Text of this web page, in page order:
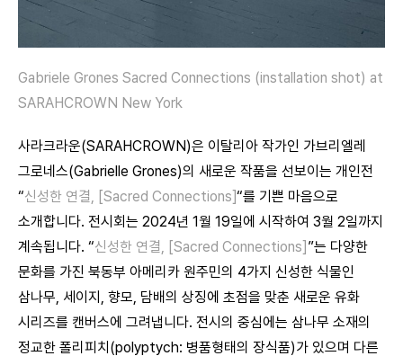
Gabriele Grones Sacred Connections (installation shot) at
SARAHCROWN New York
사라크라운(SARAHCROWN)은 이탈리아 작가인 가브리엘레
그로네스(Gabrielle Grones)의 새로운 작품을 선보이는 개인전
“신성한 연결, [Sacred Connections]“를 기쁜 마음으로
소개합니다. 전시회는 2024년 1월 19일에 시작하여 3월 2일까지
계속됩니다. “신성한 연결, [Sacred Connections] ”는 다양한
문화를 가진 북동부 아메리카 원주민의 4가지 신성한 식물인
삼나무, 세이지, 향모, 담배의 상징에 초점을 맞춘 새로운 유화
시리즈를 캔버스에 그려냅니다. 전시의 중심에는 삼나무 소재의
정교한 폴리피치(polyptych: 병품형태의 장식품)가 있으며 다른